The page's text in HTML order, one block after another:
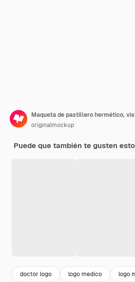
Maqueta de pastillero hermético,
originalmockup
Puede que también te gusten
doctor logo logo medico logo